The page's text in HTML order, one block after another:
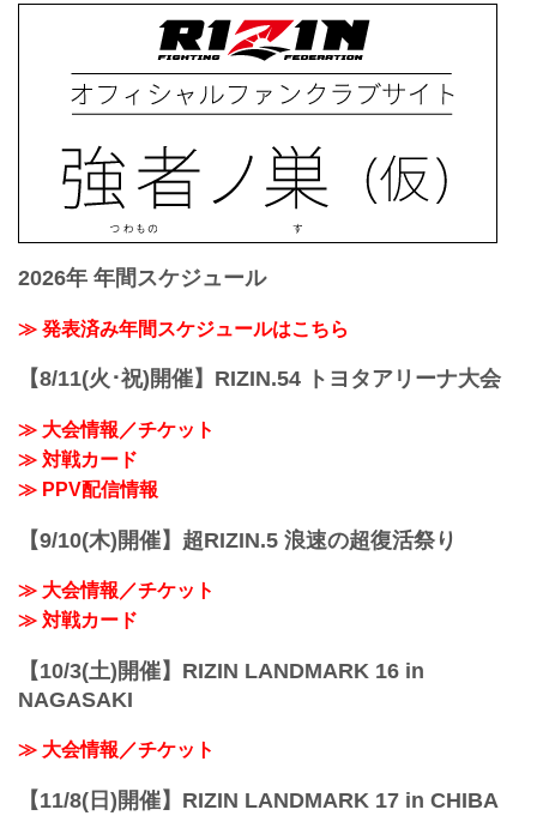
2026年 年間スケジュール
≫ 発表済み年間スケジュールはこちら
【8/11(火･祝)開催】RIZIN.54 トヨタアリーナ大会
≫ 大会情報／チケット
≫ 対戦カード
≫ PPV配信情報
【9/10(木)開催】超RIZIN.5 浪速の超復活祭り
≫ 大会情報／チケット
≫ 対戦カード
【10/3(土)開催】RIZIN LANDMARK 16 in
NAGASAKI
≫ 大会情報／チケット
【11/8(日)開催】RIZIN LANDMARK 17 in CHIBA